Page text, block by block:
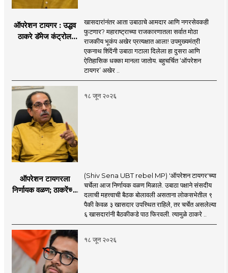
ऑपरेशन टायगर : उद्धव
ठाकरे डॅमेज कंट्रोल
शिंदेंकडे जाण्याच्या चर्चा
सुरू
खासदारांनंतर आता उबाठाचे आमदार आणि नगरसेवकही
फुटणार? महाराष्ट्राच्या राजकारणातला सर्वात मोठा
राजकीय भूकंप अखेर प्रत्यक्षात आला! उपमुख्यमंत्री
एकनाथ शिंदेंनी उबाठा गटाला दिलेला हा दुसरा आणि
ऐतिहासिक धक्का मानला जातोय. बहुचर्चित ‘ऑपरेशन
टायगर’ अखेर ..
१८ जून २०२६
ऑपरेशन टायगरला
निर्णायक वळण; ठाकरेंच्या
विलीन होण्याचा प्रस्ताव?
(Shiv Sena UBT rebel MP) 'ऑपरेशन टायगर'च्या
चर्चेला आज निर्णायक वळण मिळाले. उबाठा पक्षाने संसदीय
दलाची महत्त्वाची बैठक बोलावली असताना लोकसभेतील ९
पैकी केवळ ३ खासदार उपस्थित राहिले, तर चर्चेत असलेल्या
६ खासदारांनी बैठकीकडे पाठ फिरवली. त्यामुळे ठाकरे ..
१८ जून २०२६